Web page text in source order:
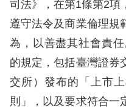
網
頁
宣
言
司法》，在第1條第2項
遵守法令及商業倫理規
為，以善盡其社會責
的規定，包括臺灣證券
交所）發布的「上市
則」，以及要求符合一